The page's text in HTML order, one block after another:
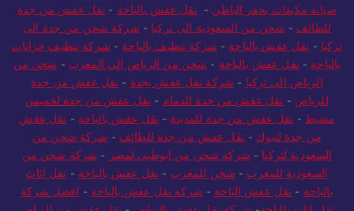
صيانة مكيفات بحفر الباطن - نقل عفش بالباحة - نقل عفش من جدة
للطائف - شحن من السعودية الى تركيا - شركة شحن من جدة الى
تركيا - نقل عفش بالباحة - شركة تنظيف بالباحة - شركة تنظيف خزانات
بالباحة - نقل عفش بالباحة - شحن من الرياض الي المغرب - شحن من
الرياض الى تركيا - شركة نقل عفش بجدة - نقل عفش من جدة
للرياض - نقل عفش من جدة للدمام - نقل عفش من جدة لخميس
مشيط - نقل عفش من جدة للمدينة - نقل عفش بالباحة - نقل عفش
من جدة لتبوك - نقل عفش من جدة للطائف - شركة شحن من
السعودية لتركيا - شركة شحن من ابوظبي لمصر - شركة شحن من
السعودية للمغرب - شحن للمغرب - نقل عفش بالباحة - نقل اثاث
بالباحة - نقل عفش الباحة - شركة نقل عفش بالباحة - افضل شركة